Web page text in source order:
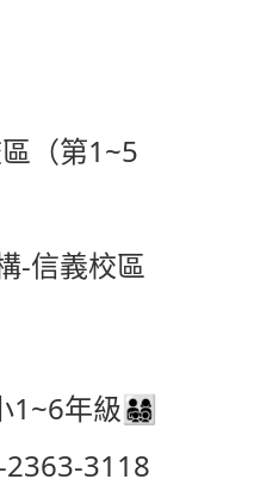
（第1~5
-信義校區
1~6年級👨‍👩‍👧‍👦
3118